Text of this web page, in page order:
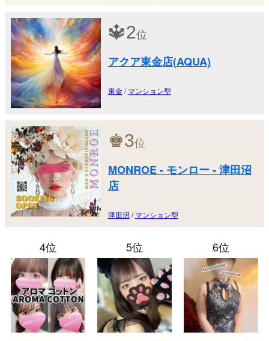
🔱2位
アクア東金店(AQUA)
東金/マンション型
♚3位
MONROE - モンロー - 津田沼
店
津田沼 /マンション型
4位 5位 6位